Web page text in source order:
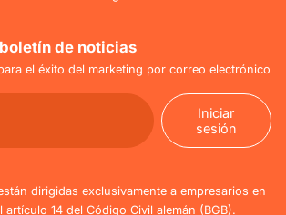
de noticias
el éxito del marketing por correo electrónico
Iniciar
sesión
Iniciar
dirigidas exclusivamente a empresarios en
artículo 14 del Código Civil alemán (BGB).